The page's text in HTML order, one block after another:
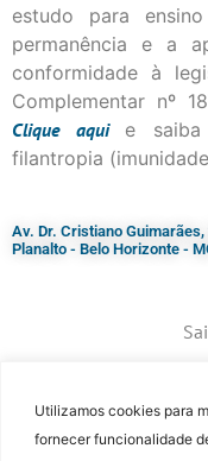
Utilizamos cookies para
fornecer funcionalidade
estudo para
permanência e a
conformidade à
Complementar nº
Cliqueaqui
e
filantropia
Av. Dr. Cristiano Guimarães,
Planalto - Belo Horizonte -
+ 55